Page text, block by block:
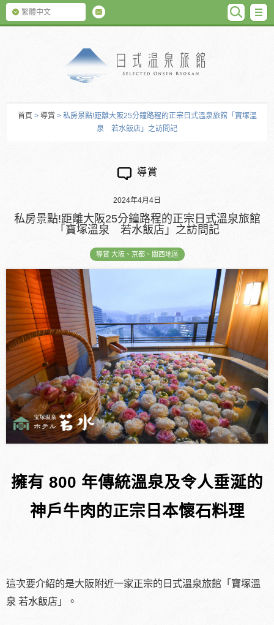
繁體中文
首頁 > 導賞 > 私房景點!距離大阪25分鐘路程的正宗日式溫泉旅館「寶塚溫
泉 若水飯店」之訪問記
導賞
2024年4月4日
私房景點!距離大阪25分鐘路程的正宗日式溫泉旅館
「寶塚溫泉 若水飯店」之訪問記
導賞 大阪、京都、關西地區
擁有 800 年傳統溫泉及令人垂涎的
神戶牛肉的正宗日本懷石料理
這次要介紹的是大阪附近一家正宗的日式溫泉旅館「寶塚溫
泉 若水飯店」。